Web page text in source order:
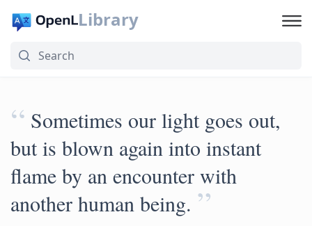
Library
“ Sometimes our light goes out,
but is blown again into instant
flame by an encounter with
another human being. ”